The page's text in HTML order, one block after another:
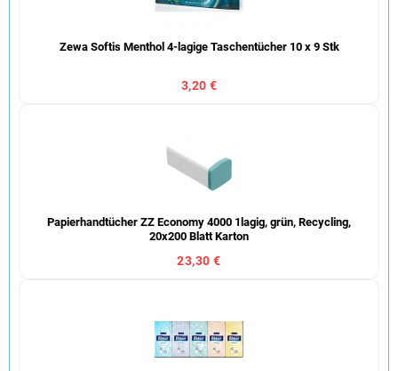
Zewa Softis Menthol 4-lagige Taschentücher 10 x 9 Stk
3,20 €
Papierhandtücher ZZ Economy 4000 1lagig, grün, Recycling,
20x200 Blatt Karton
23,30 €